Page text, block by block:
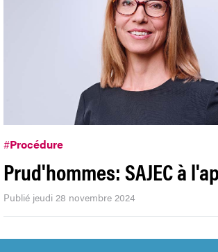
#Procédure
Prud'hommes: SAJEC à
Publié jeudi 28 novembre 2024